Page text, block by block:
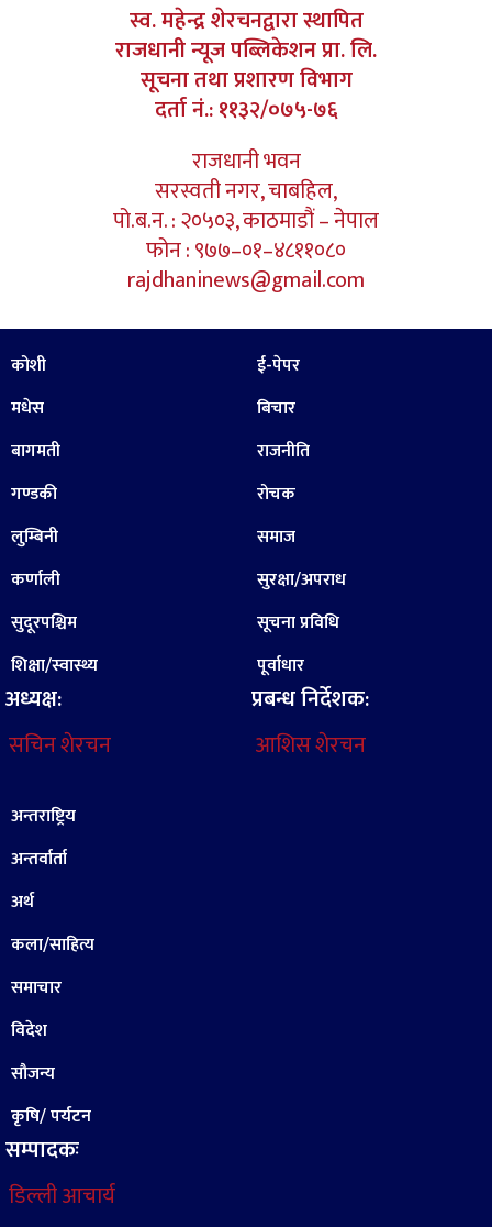
स्व. महेन्द्र शेरचनद्वारा स्थापित
राजधानी न्यूज पब्लिकेशन प्रा. लि.
सूचना तथा प्रशारण विभाग
दर्ता नं.: ११३२/०७५-७६
राजधानी भवन
सरस्वती नगर, चाबहिल,
पो.ब.न. : २०५०३, काठमाडौं – नेपाल
फोन : ९७७–०१–४८११०८०
rajdhaninews@gmail.com
कोशी
मधेस
बागमती
गण्डकी
लुम्बिनी
कर्णाली
सुदूरपश्चिम
शिक्षा/स्वास्थ्य
अध्यक्ष:
सचिन शेरचन
ई-पेपर
बिचार
राजनीति
रोचक
समाज
सुरक्षा/अपराध
सूचना प्रविधि
पूर्वाधार
प्रबन्ध निर्देशक:
आशिस शेरचन
अन्तराष्ट्रिय
अन्तर्वार्ता
अर्थ
कला/साहित्य
समाचार
विदेश
सौजन्य
कृषि/ पर्यटन
सम्पादकः
डिल्ली आचार्य